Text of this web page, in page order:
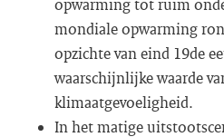
opwarming tot ruim
mondiale opwarming
opzichte van eind 19de
waarschijnlijke waarde
klimaatgevoeligheid.
In het matige